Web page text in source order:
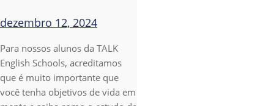
dezembro 12, 2024
Para nossos alunos da TALK
English Schools, acreditamos
que é muito importante que
você tenha objetivos de vida em